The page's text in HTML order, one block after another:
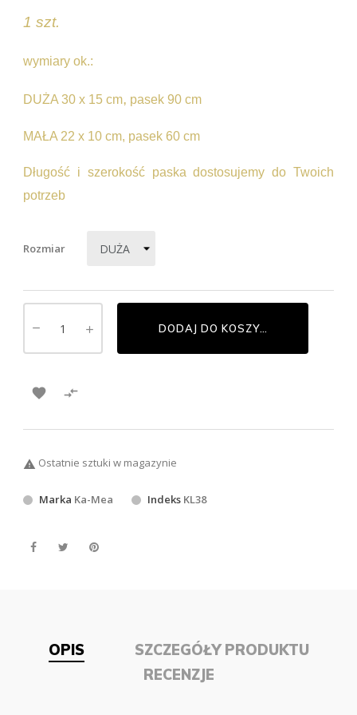
1 szt.
wymiary ok.:
DUŻA 30 x 15 cm, pasek 90 cm
MAŁA 22 x 10 cm, pasek 60 cm
Długość i szerokość paska dostosujemy do Twoich
potrzeb
Rozmiar
DODAJ DO KOSZYKA
 
 Ostatnie sztuki w magazynie
Marka Ka-Mea Indeks KL38
OPIS
SZCZEGÓŁY PRODUKTU
RECENZJE